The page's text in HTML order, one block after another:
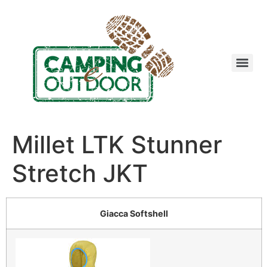
Millet LTK Stunner
Stretch JKT
Giacca Softshell